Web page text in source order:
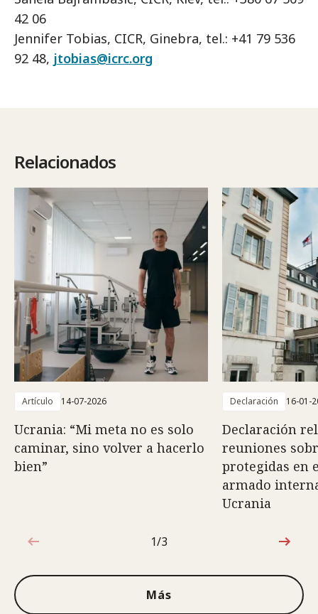
42 06
Jennifer Tobias, CICR, Ginebra, tel.: +41 79 536
92 48, jtobias@icrc.org
Relacionados
Artículo 14-07-2026
Ucrania: “Mi meta no es solo
caminar, sino volver a hacerlo
bien”
Declaración 16-01-
Declaración
reuniones
protegidas en
armado
Ucrania
1de3
1/3
Más